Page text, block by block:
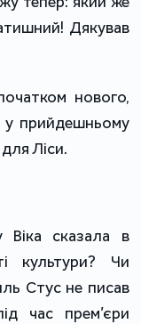
Дякував
нового,
у прийдешньому
Ліси.
сказала в
культури? Чи
Стус не писав
час прем’єри